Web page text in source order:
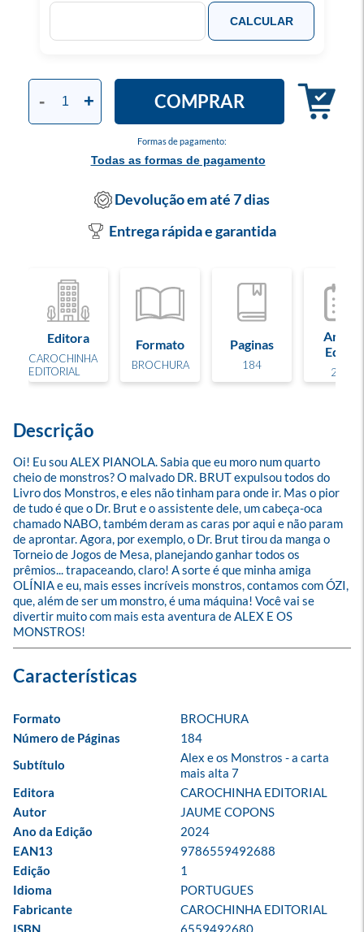
Formas de pagamento:
Todas as formas de pagamento
- + COMPRAR
CALCULAR
Devolução em até 7 dias
Entrega rápida e garantida
Editora
CAROCHINHA
EDITORIAL
Formato
BROCHURA
Paginas
184
Ano de
Edição
2024
Descrição
Oi! Eu sou ALEX PIANOLA. Sabia que eu moro num quarto
cheio de monstros? O malvado DR. BRUT expulsou todos do
Livro dos Monstros, e eles não tinham para onde ir. Mas o pior
de tudo é que o Dr. Brut e o assistente dele, um cabeça-oca
chamado NABO, também deram as caras por aqui e não param
de aprontar. Agora, por exemplo, o Dr. Brut tirou da manga o
Torneio de Jogos de Mesa, planejando ganhar todos os
prêmios... trapaceando, claro! A sorte é que minha amiga
OLÍNIA e eu, mais esses incríveis monstros, contamos com ÓZI,
que, além de ser um monstro, é uma máquina! Você vai se
divertir muito com mais esta aventura de ALEX E OS
MONSTROS!
Formato
BROCHURA
Número de Páginas
184
Subtítulo
Alex e os Monstros - a carta
mais alta 7
Editora
CAROCHINHA EDITORIAL
Autor
JAUME COPONS
Ano da Edição
2024
EAN13
9786559492688
Edição
1
Idioma
PORTUGUES
Fabricante
CAROCHINHA EDITORIAL
ISBN
6559492680